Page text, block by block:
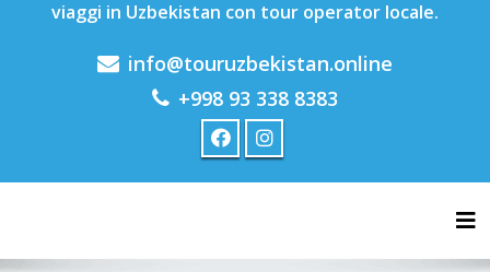
viaggi in Uzbekistan con tour operator locale.
info@touruzbekistan.online
+998 93 338 8383